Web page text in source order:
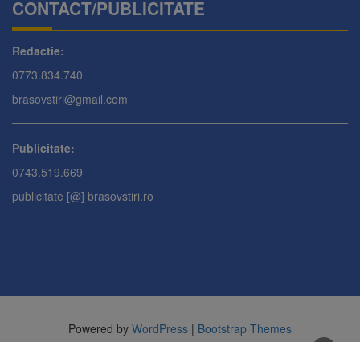
CONTACT/PUBLICITATE
Redactie:
0773.834.740
brasovstiri@gmail.com
Publicitate:
0743.519.669
publicitate [@] brasovstiri.ro
Powered by WordPress | Bootstrap Themes